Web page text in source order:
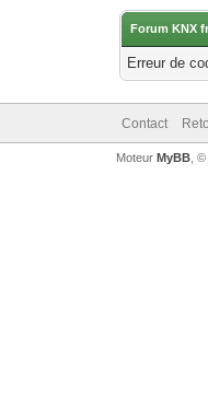
Forum KNX
Erreur de
Contact
Moteur MyBB, ©